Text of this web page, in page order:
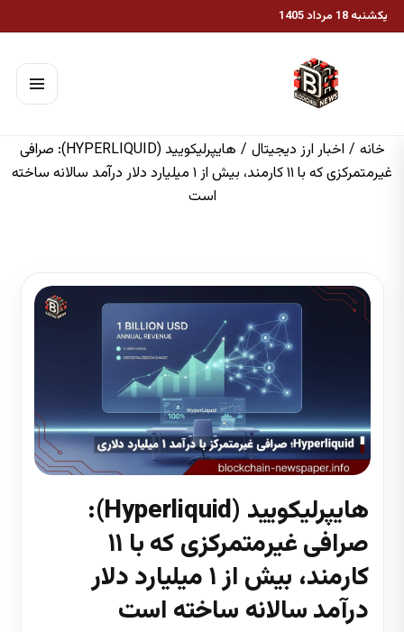
یکشنبه 18 مرداد 1405
خانه / اخبار ارز دیجیتال /
هایپرلیکویید (HYPERLIQUID): صرافی
غیرمتمرکزی که با ۱۱ کارمند، بیش از ۱ میلیارد دلار درآمد سالانه ساخته
است
هایپرلیکویید (Hyperliquid):
صرافی غیرمتمرکزی که با ۱۱
کارمند، بیش از ۱ میلیارد دلار
درآمد سالانه ساخته است